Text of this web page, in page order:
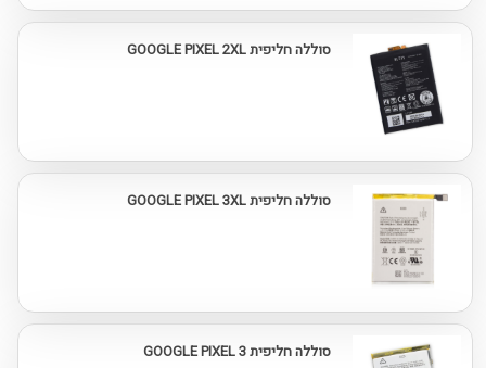
סוללה חליפית GOOGLE PIXEL 2XL
סוללה חליפית GOOGLE PIXEL 3XL
סוללה חליפית GOOGLE PIXEL 3